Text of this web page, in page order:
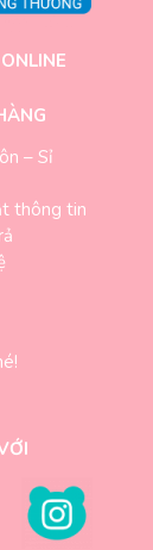
– Sỉ
thông tin